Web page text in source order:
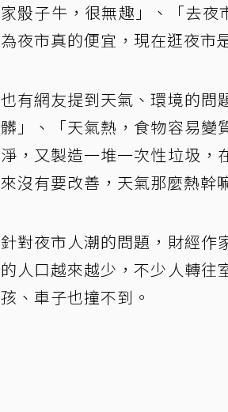
家骰子牛，很無趣」、「去
為夜市真的便宜，現在逛夜市
也有網友提到天氣、環境的問
髒」、「天氣熱，食物容易變
淨，又製造一堆一次性垃圾，
來沒有要改善，天氣那麼熱幹
針對夜市人潮的問題，財經作
的人口越來越少，不少人轉往
孩、車子也撞不到。